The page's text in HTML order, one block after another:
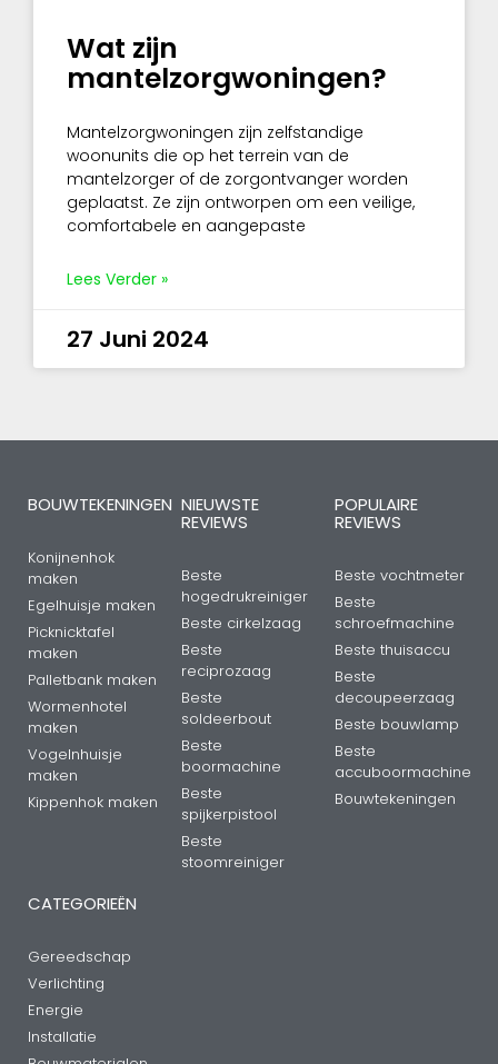
Wat zijn
mantelzorgwoningen?
Mantelzorgwoningen zijn zelfstandige
woonunits die op het terrein van de
mantelzorger of de zorgontvanger worden
geplaatst. Ze zijn ontworpen om een veilige,
comfortabele en aangepaste
Lees Verder »
27 Juni 2024
BOUWTEKENINGEN
Konijnenhok
maken
Egelhuisje maken
Picknicktafel
maken
Palletbank maken
Wormenhotel
maken
Vogelnhuisje
maken
Kippenhok maken
NIEUWSTE
REVIEWS
Beste
hogedrukreiniger
Beste cirkelzaag
Beste
reciprozaag
Beste
soldeerbout
Beste
boormachine
Beste
spijkerpistool
Beste
stoomreiniger
POPULAIRE
REVIEWS
Beste vochtmeter
Beste
schroefmachine
Beste thuisaccu
Beste
decoupeerzaag
Beste bouwlamp
Beste
accuboormachine
Bouwtekeningen
CATEGORIEËN
Gereedschap
Verlichting
Energie
Installatie